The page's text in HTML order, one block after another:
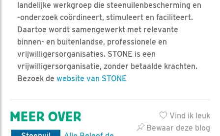
landelijke werkgroep die steenuilenbescherming en
-onderzoek coördineert, stimuleert en faciliteert.
Daartoe wordt samengewerkt met relevante
binnen- en buitenlandse, professionele en
vrijwilligersorganisaties. STONE is een
vrijwilligersorganisatie, zonder betaalde krachten.
Bezoek de website van STONE
Vind ik leuk
Bewaar deze blog
MEER OVER